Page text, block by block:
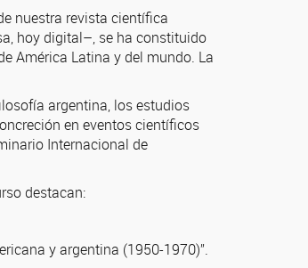
nuestra revista científica
hoy digital–, se ha constituido
América Latina y del mundo. La
argentina, los estudios
en eventos científicos
Internacional de
destacan:
y argentina (1950-1970)”.